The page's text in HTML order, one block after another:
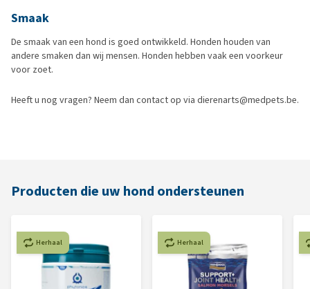
Smaak
De smaak van een hond is goed ontwikkeld. Honden houden van
andere smaken dan wij mensen. Honden hebben vaak een voorkeur
voor zoet.
Heeft u nog vragen? Neem dan contact op via dierenarts@medpets.be.
Producten die uw hond ondersteunen
Herhaal Herhaal